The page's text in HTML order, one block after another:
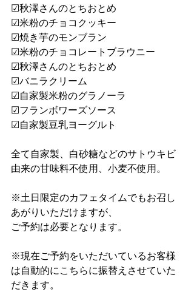
☑秋澤さんのとちおとめ
☑米粉のチョコクッキー
☑焼き芋のモンブラン
☑米粉のチョコレートブラウニー
☑秋澤さんのとちおとめ
☑バニラクリーム
☑自家製米粉のグラノーラ
☑フランボワーズソース
☑自家製豆乳ヨーグルト
全て自家製、白砂糖などのサトウキビ
由来の甘味料不使用、小麦不使用。
※土日限定のカフェタイムでもお召し
あがりいただけますが、
ご予約は必要となります。
※現在ご予約をいただいているお客様
は自動的にこちらに振替えさせていた
だきます。